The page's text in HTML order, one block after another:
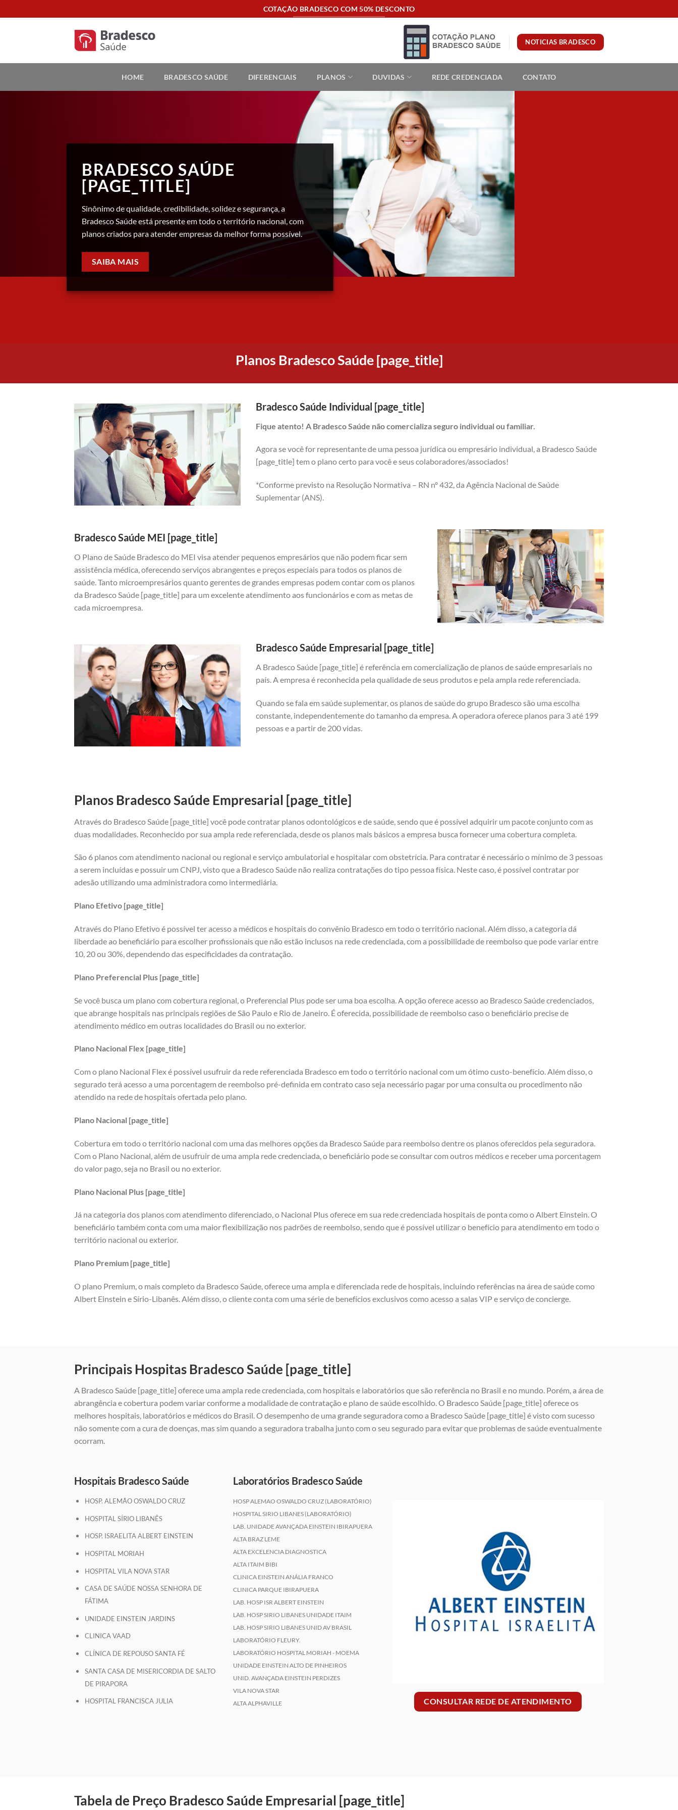
to
COTAÇÃO BRADESCO COM 50% DESCONTO
NOTICIAS BRADESCO
HOME BRADESCO SAÚDE DIFERENCIAIS PLANOS DUVIDAS REDE CREDENCIADA CONTATO
BRADESCO SAÚDE
[PAGE_TITLE]
Sinônimo de qualidade, credibilidade, solidez e segurança, a
Bradesco Saúde está presente em todo o território nacional, com
planos criados para atender empresas da melhor forma possível.
SAIBA MAIS
Planos Bradesco Saúde [page_title]
Bradesco Saúde Individual [page_title]
Fique atento! A Bradesco Saúde não comercializa seguro individual ou familiar.
Agora se você for representante de uma pessoa jurídica ou empresário individual, a Bradesco Saúde
[page_title] tem o plano certo para você e seus colaboradores/associados!
*Conforme previsto na Resolução Normativa – RN nº 432, da Agência Nacional de Saúde
Suplementar (ANS).
Bradesco Saúde MEI [page_title]
O Plano de Saúde Bradesco do MEI visa atender pequenos empresários que não podem ficar sem
assistência médica, oferecendo serviços abrangentes e preços especiais para todos os planos de
saúde. Tanto microempresários quanto gerentes de grandes empresas podem contar com os planos
da Bradesco Saúde [page_title] para um excelente atendimento aos funcionários e com as metas de
cada microempresa.
Bradesco Saúde Empresarial [page_title]
A Bradesco Saúde [page_title] é referência em comercialização de planos de saúde empresariais no
país. A empresa é reconhecida pela qualidade de seus produtos e pela ampla rede referenciada.
Quando se fala em saúde suplementar, os planos de saúde do grupo Bradesco são uma escolha
constante, independentemente do tamanho da empresa. A operadora oferece planos para 3 até 199
pessoas e a partir de 200 vidas.
Planos Bradesco Saúde Empresarial [page_title]
Através do Bradesco Saúde [page_title] você pode contratar planos odontológicos e de saúde, sendo que é possível adquirir um pacote conjunto com as
duas modalidades. Reconhecido por sua ampla rede referenciada, desde os planos mais básicos a empresa busca fornecer uma cobertura completa.
São 6 planos com atendimento nacional ou regional e serviço ambulatorial e hospitalar com obstetrícia. Para contratar é necessário o mínimo de 3 pessoas
a serem incluídas e possuir um CNPJ, visto que a Bradesco Saúde não realiza contratações do tipo pessoa física. Neste caso, é possível contratar por
adesão utilizando uma administradora como intermediária.
Plano Efetivo [page_title]
Através do Plano Efetivo é possível ter acesso a médicos e hospitais do convênio Bradesco em todo o território nacional. Além disso, a categoria dá
liberdade ao beneficiário para escolher profissionais que não estão inclusos na rede credenciada, com a possibilidade de reembolso que pode variar entre
10, 20 ou 30%, dependendo das especificidades da contratação.
Plano Preferencial Plus [page_title]
Se você busca um plano com cobertura regional, o Preferencial Plus pode ser uma boa escolha. A opção oferece acesso ao Bradesco Saúde credenciados,
que abrange hospitais nas principais regiões de São Paulo e Rio de Janeiro. É oferecida, possibilidade de reembolso caso o beneficiário precise de
atendimento médico em outras localidades do Brasil ou no exterior.
Plano Nacional Flex [page_title]
Com o plano Nacional Flex é possível usufruir da rede referenciada Bradesco em todo o território nacional com um ótimo custo-benefício. Além disso, o
segurado terá acesso a uma porcentagem de reembolso pré-definida em contrato caso seja necessário pagar por uma consulta ou procedimento não
atendido na rede de hospitais ofertada pelo plano.
Plano Nacional [page_title]
Cobertura em todo o território nacional com uma das melhores opções da Bradesco Saúde para reembolso dentre os planos oferecidos pela seguradora.
Com o Plano Nacional, além de usufruir de uma ampla rede credenciada, o beneficiário pode se consultar com outros médicos e receber uma porcentagem
do valor pago, seja no Brasil ou no exterior.
Plano Nacional Plus [page_title]
Já na categoria dos planos com atendimento diferenciado, o Nacional Plus oferece em sua rede credenciada hospitais de ponta como o Albert Einstein. O
beneficiário também conta com uma maior flexibilização nos padrões de reembolso, sendo que é possível utilizar o benefício para atendimento em todo o
território nacional ou exterior.
Plano Premium [page_title]
O plano Premium, o mais completo da Bradesco Saúde, oferece uma ampla e diferenciada rede de hospitais, incluindo referências na área de saúde como
Albert Einstein e Sírio-Libanês. Além disso, o cliente conta com uma série de benefícios exclusivos como acesso a salas VIP e serviço de concierge.
Principais Hospitas Bradesco Saúde [page_title]
A Bradesco Saúde [page_title] oferece uma ampla rede credenciada, com hospitais e laboratórios que são referência no Brasil e no mundo. Porém, a área de
abrangência e cobertura podem variar conforme a modalidade de contratação e plano de saúde escolhido. O Bradesco Saúde [page_title] oferece os
melhores hospitais, laboratórios e médicos do Brasil. O desempenho de uma grande seguradora como a Bradesco Saúde [page_title] é visto com sucesso
não somente com a cura de doenças, mas sim quando a seguradora trabalha junto com o seu segurado para evitar que problemas de saúde eventualmente
ocorram.
Hospitais Bradesco Saúde
HOSP. ALEMÃO OSWALDO CRUZ
HOSPITAL SÍRIO LIBANÊS
HOSP. ISRAELITA ALBERT EINSTEIN
HOSPITAL MORIAH
HOSPITAL VILA NOVA STAR
CASA DE SAÚDE NOSSA SENHORA DE
FÁTIMA
UNIDADE EINSTEIN JARDINS
CLINICA VAAD
CLÍNICA DE REPOUSO SANTA FÉ
SANTA CASA DE MISERICORDIA DE SALTO
DE PIRAPORA
HOSPITAL FRANCISCA JULIA
Laboratórios Bradesco Saúde
HOSP ALEMAO OSWALDO CRUZ (LABORATÓRIO)
HOSPITAL SIRIO LIBANES (LABORATÓRIO)
LAB. UNIDADE AVANÇADA EINSTEIN IBIRAPUERA
ALTA BRAZ LEME
ALTA EXCELENCIA DIAGNOSTICA
ALTA ITAIM BIBI
CLINICA EINSTEIN ANÁLIA FRANCO
CLINICA PARQUE IBIRAPUERA
LAB. HOSP ISR ALBERT EINSTEIN
LAB. HOSP SIRIO LIBANES UNIDADE ITAIM
LAB. HOSP SIRIO LIBANES UNID AV BRASIL
LABORATÓRIO FLEURY.
LABORATÓRIO HOSPITAL MORIAH - MOEMA
UNIDADE EINSTEIN ALTO DE PINHEIROS
UNID. AVANÇADA EINSTEIN PERDIZES
VILA NOVA STAR
ALTA ALPHAVILLE
CONSULTAR REDE DE ATENDIMENTO
Tabela de Preço Bradesco Saúde Empresarial [page_title]